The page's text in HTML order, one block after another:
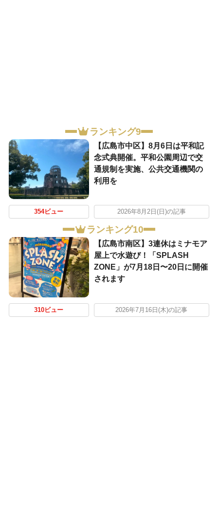
ランキング9
【広島市中区】8月6日は平和記
念式典開催。平和公園周辺で交
通規制を実施、公共交通機関の
利用を
354ビュー 2026年8月2日(日)の記事
ランキング10
【広島市南区】3連休はミナモア
屋上で水遊び！「SPLASH
ZONE」が7月18日〜20日に開催
されます
310ビュー 2026年7月16日(木)の記事